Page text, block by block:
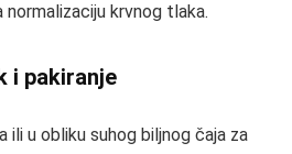
normalizaciju krvnog tlaka.
i pakiranje
ili u obliku suhog biljnog čaja za